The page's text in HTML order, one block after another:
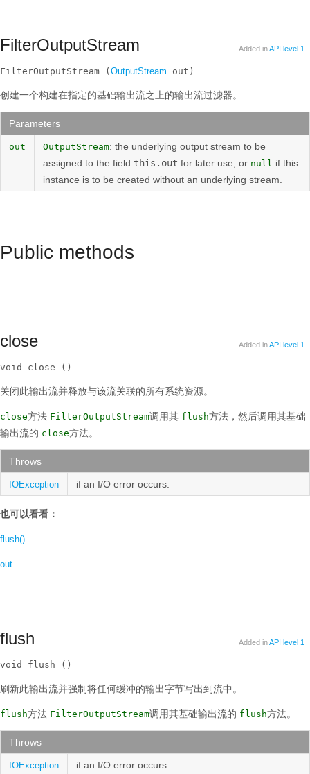
FilterOutputStream Added inAPI level 1
FilterOutputStream ( OutputStream out)
创建一个构建在指定的基础输出流之上的输出流过滤器。
Parameters
out OutputStream: the underlying output stream to be
assigned to the field this.out for later use, or null if this
instance is to be created without an underlying stream.
Public methods
close Added inAPI level 1
void close ()
关闭此输出流并释放与该流关联的所有系统资源。
close方法 FilterOutputStream调用其 flush方法，然后调用其基础
输出流的 close方法。
Throws
IOException if an I/O error occurs.
也可以看看：
flush()
out
flush Added inAPI level 1
void flush ()
刷新此输出流并强制将任何缓冲的输出字节写出到流中。
flush方法 FilterOutputStream调用其基础输出流的 flush方法。
Throws
IOException if an I/O error occurs.